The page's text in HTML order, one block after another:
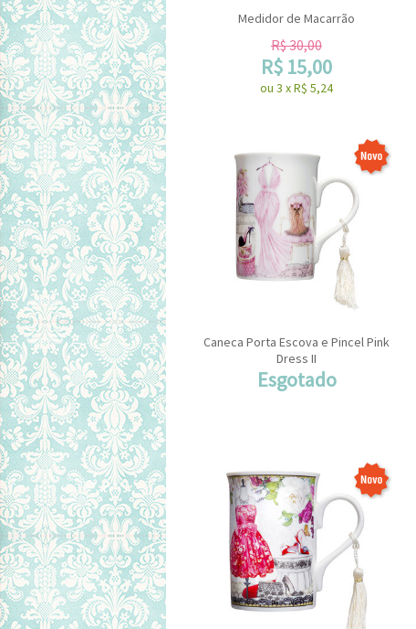
Medidor de Macarrão
R$30,00
R$ 15,00
ou 3 xR$ 5,24
Caneca Porta Escova e Pincel Pink
Dress II
Esgotado